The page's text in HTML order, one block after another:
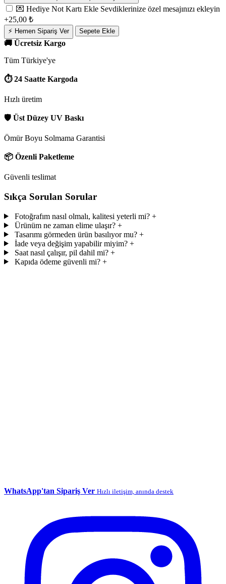
💌 Hediye Not Kartı Ekle Sevdiklerinize özel mesajınızı ekleyin
+25,00 ₺
⚡ Hemen Sipariş Ver Sepete Ekle
🚚 Ücretsiz Kargo
Tüm Türkiye'ye
⏱ 24 Saatte Kargoda
Hızlı üretim
🛡 Üst Düzey UV Baskı
Ömür Boyu Solmama Garantisi
📦 Özenli Paketleme
Güvenli teslimat
Sıkça Sorulan Sorular
Fotoğrafım nasıl olmalı, kalitesi yeterli mi? +
Ürünüm ne zaman elime ulaşır? +
Tasarımı görmeden ürün basılıyor mu? +
İade veya değişim yapabilir miyim? +
Saat nasıl çalışır, pil dahil mi? +
Kapıda ödeme güvenli mi? +
WhatsApp'tan Sipariş Ver Hızlı iletişim, anında destek